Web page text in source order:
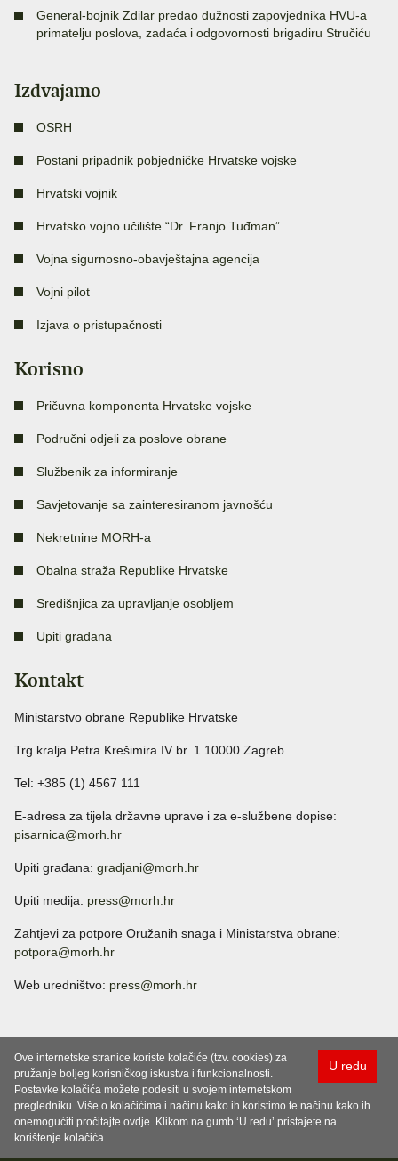
General-bojnik Zdilar predao dužnosti zapovjednika HVU-a
primatelju poslova, zadaća i odgovornosti brigadiru Stručiću
Izdvajamo
OSRH
Postani pripadnik pobjedničke Hrvatske vojske
Hrvatski vojnik
Hrvatsko vojno učilište “Dr. Franjo Tuđman”
Vojna sigurnosno-obavještajna agencija
Vojni pilot
Izjava o pristupačnosti
Korisno
Pričuvna komponenta Hrvatske vojske
Područni odjeli za poslove obrane
Službenik za informiranje
Savjetovanje sa zainteresiranom javnošću
Nekretnine MORH-a
Obalna straža Republike Hrvatske
Središnjica za upravljanje osobljem
Upiti građana
Kontakt
Ministarstvo obrane Republike Hrvatske
Trg kralja Petra Krešimira IV br. 1 10000 Zagreb
Tel: +385 (1) 4567 111
E-adresa za tijela državne uprave i za e-službene dopise:
pisarnica@morh.hr
Upiti građana: gradjani@morh.hr
Upiti medija: press@morh.hr
Zahtjevi za potpore Oružanih snaga i Ministarstva obrane:
potpora@morh.hr
Web uredništvo: press@morh.hr
U redu
Ove internetske stranice koriste kolačiće (tzv. cookies) za
pružanje boljeg korisničkog iskustva i funkcionalnosti.
Postavke kolačića možete podesiti u svojem internetskom
pregledniku. Više o kolačićima i načinu kako ih koristimo te načinu kako ih
onemogućiti pročitajte ovdje. Klikom na gumb ‘U redu’ pristajete na
korištenje kolačića.